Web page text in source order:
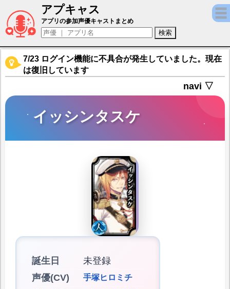
アプキャス
イッシンタスケ（声優：手塚ヒロミチ)【一
アプリの参加声優キャストまとめ
7/23 ログイン機能に不具合が発生していました。現在
は復旧しています
navi ▽
イッシンタスケ
誕生日
未登録
声優(CV)
手塚ヒロミチ